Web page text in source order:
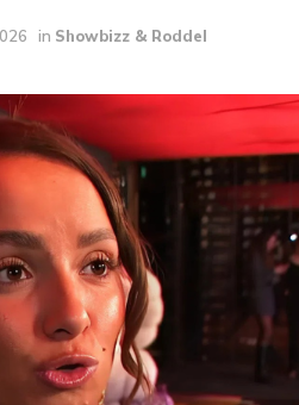
in Showbizz & Roddel